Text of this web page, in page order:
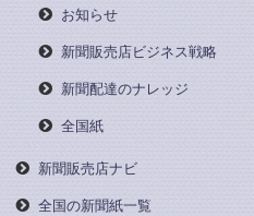
お知らせ
新聞販売店ビジネス戦略
新聞配達のナレッジ
全国紙
新聞販売店ナビ
全国の新聞紙一覧